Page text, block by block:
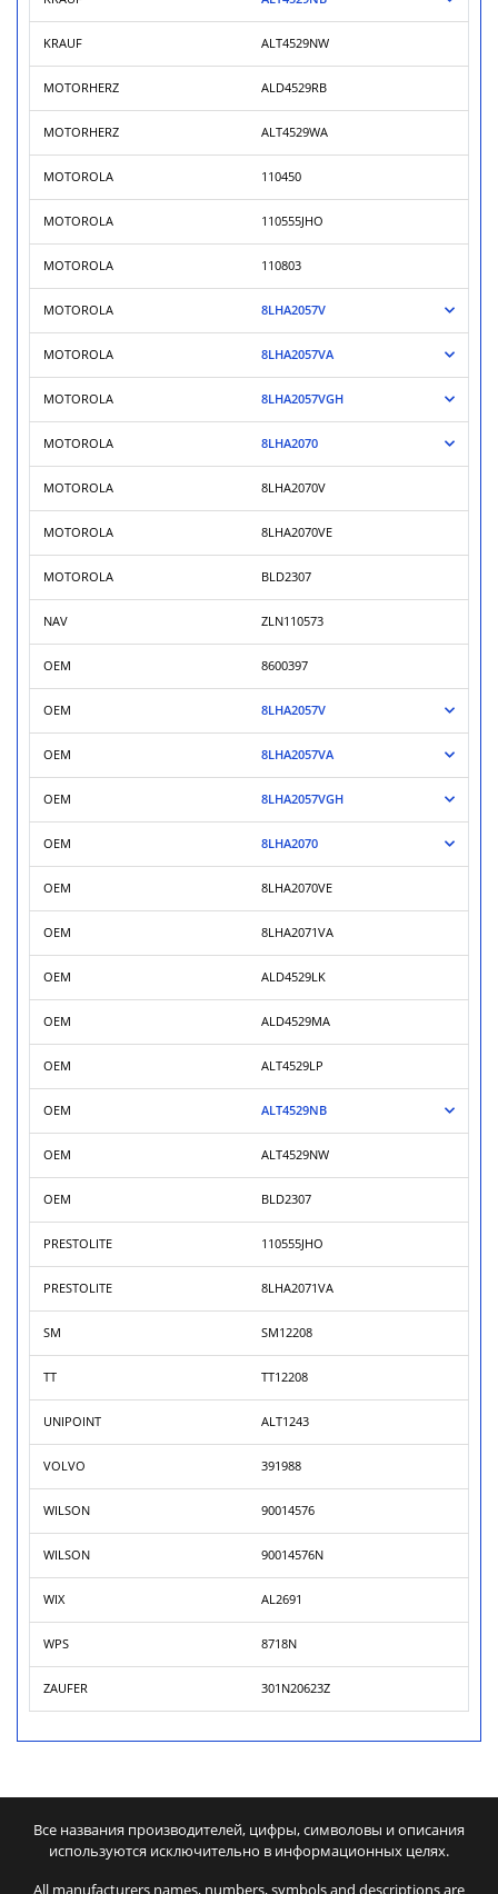
KRAUF ALT4529NW
MOTORHERZ ALD4529RB
MOTORHERZ ALT4529WA
MOTOROLA 110450
MOTOROLA 110555JHO
MOTOROLA 110803
MOTOROLA 8LHA2057V
MOTOROLA 8LHA2057VA
MOTOROLA 8LHA2057VGH
MOTOROLA 8LHA2070
MOTOROLA 8LHA2070V
MOTOROLA 8LHA2070VE
MOTOROLA BLD2307
NAV ZLN110573
OEM 8600397
OEM 8LHA2057V
OEM 8LHA2057VA
OEM 8LHA2057VGH
OEM 8LHA2070
OEM 8LHA2070VE
OEM 8LHA2071VA
OEM ALD4529LK
OEM ALD4529MA
OEM ALT4529LP
OEM ALT4529NB
OEM ALT4529NW
OEM BLD2307
PRESTOLITE 110555JHO
PRESTOLITE 8LHA2071VA
SM SM12208
TT TT12208
UNIPOINT ALT1243
VOLVO 391988
WILSON 90014576
WILSON 90014576N
WIX AL2691
WPS 8718N
ZAUFER 301N20623Z
Все названия производителей, цифры, символовы и описания
используются исключительно в информационных целях.
All manufacturers names, numbers, symbols and descriptions are